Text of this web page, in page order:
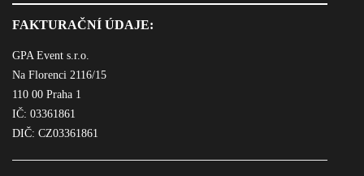
FAKTURAČNÍ ÚDAJE:
GPA Event s.r.o.
Na Florenci 2116/15
110 00 Praha 1
IČ: 03361861
DIČ: CZ03361861